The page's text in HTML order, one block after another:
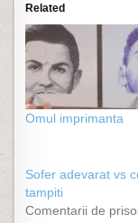
Related
Omul imprimanta
Sofer adevarat vs
tampiti
Comentarii de